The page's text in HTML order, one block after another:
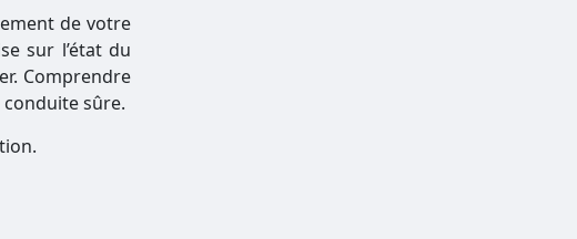
de votre
sur l’état du
Comprendre
sûre.